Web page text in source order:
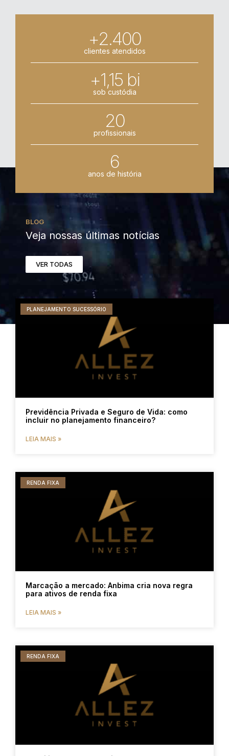
+2.400
clientes atendidos
+1,15 bi
sob custódia
20
profissionais
6
anos de história
BLOG
Veja nossas últimas notícias
VER TODAS
PLANEJAMENTO SUCESSÓRIO
Previdência Privada e Seguro de Vida: como
incluir no planejamento financeiro?
LEIA MAIS »
RENDA FIXA
Marcação a mercado: Anbima cria nova regra
para ativos de renda fixa
LEIA MAIS »
RENDA FIXA